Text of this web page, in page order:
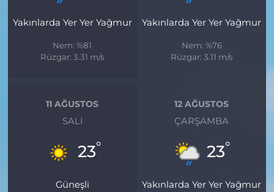
Yakınlarda Yer Yer Yağmur
Nem: %81
Rüzgar: 3.31 m/s
Yakınlarda Yer Yer Yağmur
Nem: %76
Rüzgar: 3.11 m/s
11 AĞUSTOS
SALI
23°
Güneşli
12 AĞUSTOS
ÇARŞAMBA
23°
Yakınlarda Yer Yer Yağmur